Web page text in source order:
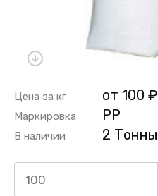
Цена за кг от 100 ₽
Маркировка PP
В наличии 2 Тонны